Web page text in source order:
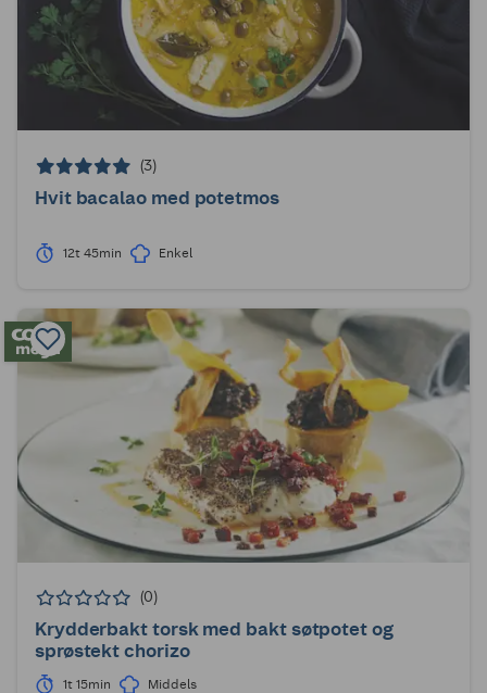
(3)
Hvit bacalao med potetmos
12t 45min Enkel
(0)
Krydderbakt torsk med bakt søtpotet og
sprøstekt chorizo
1t 15min Middels